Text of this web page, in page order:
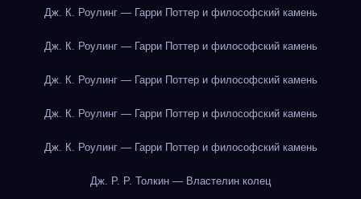
Дж. К. Роулинг — Гарри Поттер и философский камень
Дж. К. Роулинг — Гарри Поттер и философский камень
Дж. К. Роулинг — Гарри Поттер и философский камень
Дж. К. Роулинг — Гарри Поттер и философский камень
Дж. К. Роулинг — Гарри Поттер и философский камень
Дж. Р. Р. Толкин — Властелин колец